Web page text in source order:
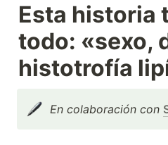
Esta historia
todo: «sexo,
histotrofía
En colaboración con